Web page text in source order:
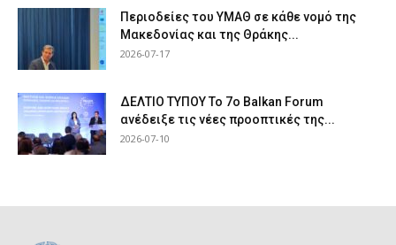
Περιοδείες του ΥΜΑΘ σε κάθε νομό της
Μακεδονίας και της Θράκης...
2026-07-17
ΔΕΛΤΙΟ ΤΥΠΟΥ Το 7ο Balkan Forum
ανέδειξε τις νέες προοπτικές της...
2026-07-10